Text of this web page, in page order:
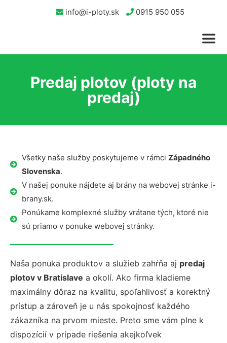
info@i-ploty.sk 0915 950 055
Predaj plotov (ploty na
predaj)
Všetky naše služby poskytujeme v rámci Západného
Slovenska.
V našej ponuke nájdete aj brány na webovej stránke i-
brany.sk.
Ponúkame komplexné služby vrátane tých, ktoré nie
sú priamo v ponuke webovej stránky.
Naša ponuka produktov a služieb zahŕňa aj predaj
plotov v Bratislave a okolí. Ako firma kladieme
maximálny dôraz na kvalitu, spoľahlivosť a korektný
prístup a zároveň je u nás spokojnosť každého
zákazníka na prvom mieste. Preto sme vám plne k
dispozícií v prípade riešenia akejkoľvek